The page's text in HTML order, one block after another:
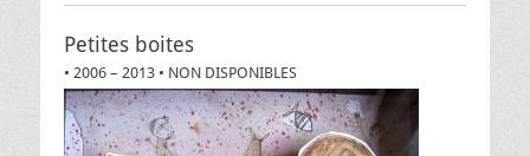
Petites boites
• 2006 – 2013 • NON DISPONIBLES